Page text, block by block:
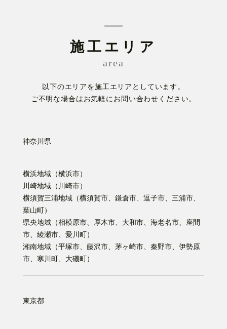
施工エリア
area
以下のエリアを施工エリアとしています。
ご不明な場合はお気軽にお問い合わせください。
神奈川県
横浜地域（横浜市）
川崎地域（川崎市）
横須賀三浦地域（横須賀市、鎌倉市、逗子市、三浦市、
葉山町）
県央地域（相模原市、厚木市、大和市、海老名市、座間
市、綾瀬市、愛川町）
湘南地域（平塚市、藤沢市、茅ヶ崎市、秦野市、伊勢原
市、寒川町、大磯町）
東京都